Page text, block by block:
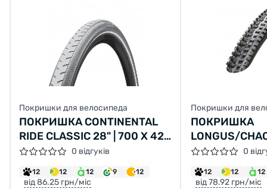
Покришки для велосипеда
ПОКРИШКА CONTINENTAL
RIDE CLASSIC 28" | 700 X 42C
(40C) | 28 X 1.60 СІРА, НЕ
СКЛАДНА
0 відгуків
12 12 12 9 12
від 86.25 грн/міс
Покришки для
ПОКРИШКА
LONGUS/
LANE 26X2,10
2C-MTB SPS
0
12 12 12
від 78.92 грн/міс